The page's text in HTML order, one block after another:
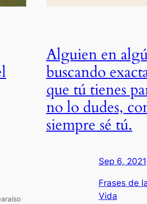
Alguien en
buscando
que tú tienes
no lo dudes,
siempre sé tú.
Sep 6, 2021
Frases de
Vida